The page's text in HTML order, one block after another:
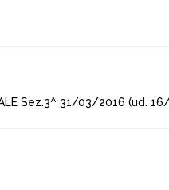
Sez.3^ 31/03/2016 (ud.